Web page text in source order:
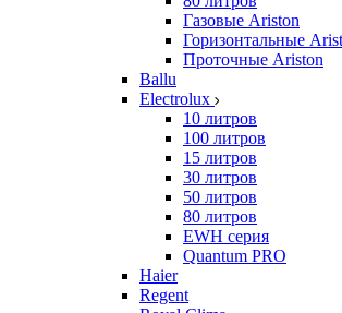
Газовые Ariston
Горизонтальные
Проточные Ariston
Ballu
Electrolux
10 литров
100 литров
15 литров
30 литров
50 литров
80 литров
EWH серия
Quantum PRO
Haier
Regent